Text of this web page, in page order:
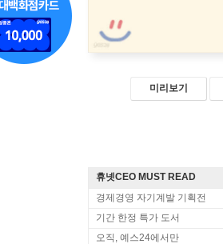
미리보기
휴넷CEO MUST READ
경제경영 자기계발 기획전
기간 한정 특가 도서
오직, 예스24에서만